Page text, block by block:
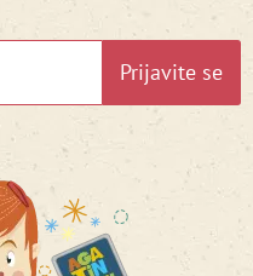
Prijavite se